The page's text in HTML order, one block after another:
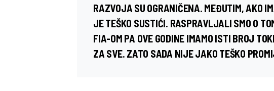
RAZVOJA SU OGRANIČENA. MEĐUTIM, AKO
JE TEŠKO SUSTIĆI. RASPRAVLJALI SMO O
FIA-OM PA OVE GODINE IMAMO ISTI BROJ
ZA SVE. ZATO SADA NIJE JAKO TEŠKO